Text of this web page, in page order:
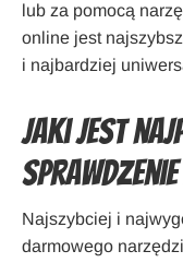
lub za pomocą
online jest
i najbardziej
Jaki jest
Najszybciej i
darmowego